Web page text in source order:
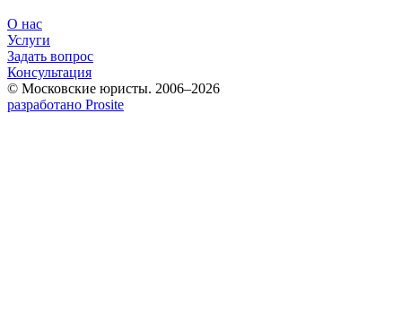
О нас
Услуги
Задать вопрос
Консультация
© Московские юристы. 2006–2026
разработано Prosite